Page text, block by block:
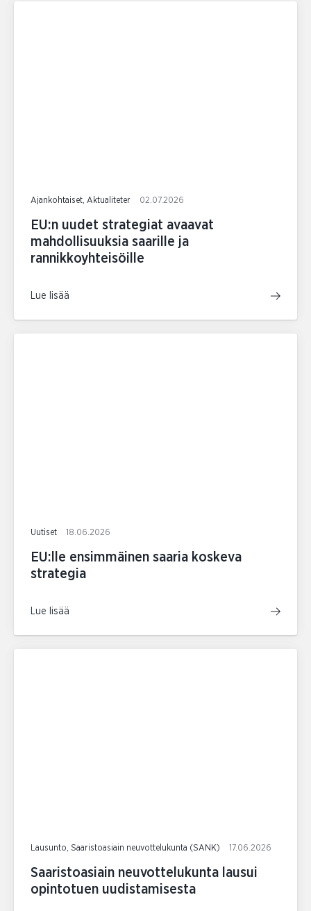
Ajankohtaiset, Aktualiteter 02.07.2026
EU:n uudet strategiat avaavat
mahdollisuuksia saarille ja
rannikkoyhteisöille
Lue lisää
Uutiset 18.06.2026
EU:lle ensimmäinen saaria koskeva
strategia
Lue lisää
Lausunto, Saaristoasiain neuvottelukunta (SANK) 17.06.2026
Saaristoasiain neuvottelukunta lausui
opintotuen uudistamisesta